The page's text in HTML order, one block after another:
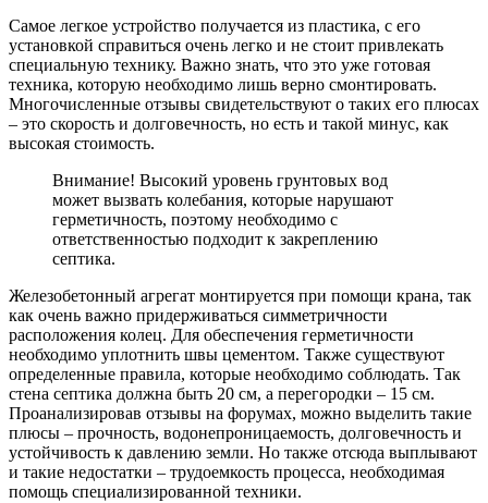
Самое легкое устройство получается из пластика, с его
установкой справиться очень легко и не стоит привлекать
специальную технику. Важно знать, что это уже готовая
техника, которую необходимо лишь верно смонтировать.
Многочисленные отзывы свидетельствуют о таких его плюсах
– это скорость и долговечность, но есть и такой минус, как
высокая стоимость.
Внимание! Высокий уровень грунтовых вод
может вызвать колебания, которые нарушают
герметичность, поэтому необходимо с
ответственностью подходит к закреплению
септика.
Железобетонный агрегат монтируется при помощи крана, так
как очень важно придерживаться симметричности
расположения колец. Для обеспечения герметичности
необходимо уплотнить швы цементом. Также существуют
определенные правила, которые необходимо соблюдать. Так
стена септика должна быть 20 см, а перегородки – 15 см.
Проанализировав отзывы на форумах, можно выделить такие
плюсы – прочность, водонепроницаемость, долговечность и
устойчивость к давлению земли. Но также отсюда выплывают
и такие недостатки – трудоемкость процесса, необходимая
помощь специализированной техники.